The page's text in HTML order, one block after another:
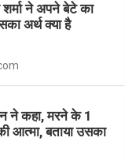
ने अपने बेटे का
अर्थ क्‍या है
ने कहा, मरने के 1
आत्मा, बताया उसका